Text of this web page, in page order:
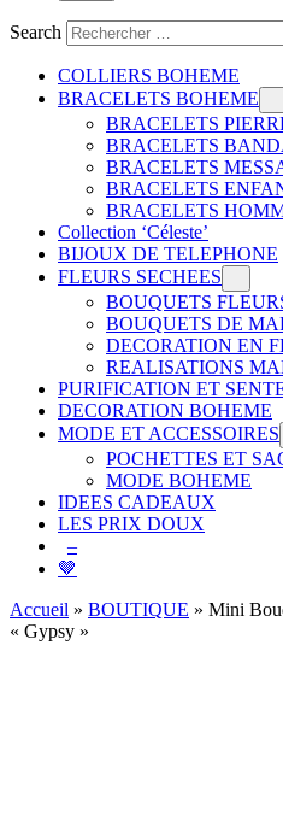
Search
COLLIERS BOHEME
BRACELETS BOHEME
BRACELETS
BRACELETS
BRACELETS
BRACELETS
BRACELETS
Collection ‘Céleste’
BIJOUX DE TELEPHONE
FLEURS SECHEES
BOUQUETS
BOUQUETS DE
DECORATION EN
REALISATIONS
PURIFICATION ET
DECORATION BOHEME
MODE ET ACCESSOIRES
POCHETTES ET
MODE BOHEME
IDEES CADEAUX
LES PRIX DOUX
–
🤎
Accueil » BOUTIQUE » Mini
« Gypsy »